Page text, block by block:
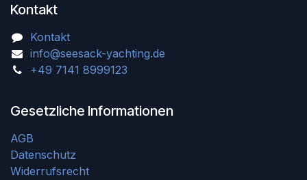
Kontakt
Kontakt
info@seesack-yachting.de
+49 7141 8999123
Gesetzliche Informationen
AGB
Datenschutz
Widerrufsrecht